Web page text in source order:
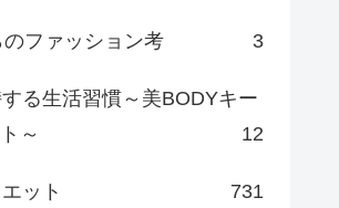
ファッション考 3
る生活習慣～美BODYキー
～
12
ット 731